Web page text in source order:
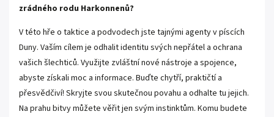
zrádného rodu Harkonnenů?
V této hře o taktice a podvodech jste tajnými agenty v píscích
Duny. Vaším cílem je odhalit identitu svých nepřátel a ochrana
vašich šlechticů. Využijte zvláštní nové nástroje a spojence,
abyste získali moc a informace. Buďte chytří, praktičtí a
přesvědčiví! Skryjte svou skutečnou povahu a odhalte tu jejich.
Na prahu bitvy můžete věřit jen svým instinktům. Komu budete